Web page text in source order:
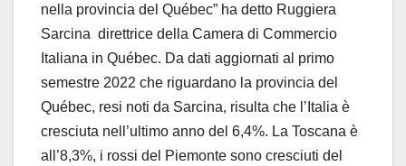
nella provincia del Québec” ha detto Ruggiera
Sarcina direttrice della Camera di Commercio
Italiana in Québec. Da dati aggiornati al primo
semestre 2022 che riguardano la provincia del
Québec, resi noti da Sarcina, risulta che l’Italia è
cresciuta nell’ultimo anno del 6,4%. La Toscana è
all’8,3%, i rossi del Piemonte sono cresciuti del